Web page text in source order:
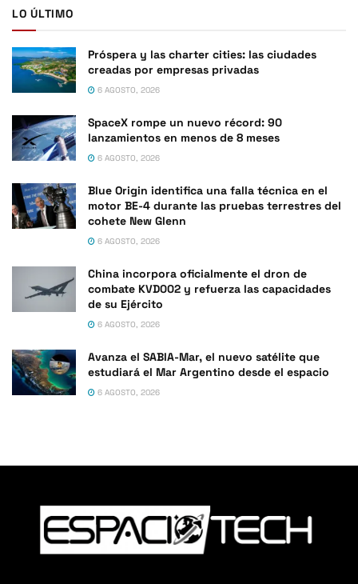
LO ÚLTIMO
Próspera y las charter cities: las ciudades
creadas por empresas privadas
6 AGOSTO, 2026
SpaceX rompe un nuevo récord: 90
lanzamientos en menos de 8 meses
6 AGOSTO, 2026
Blue Origin identifica una falla técnica en el
motor BE-4 durante las pruebas terrestres del
cohete New Glenn
6 AGOSTO, 2026
China incorpora oficialmente el dron de
combate KVD002 y refuerza las capacidades
de su Ejército
6 AGOSTO, 2026
Avanza el SABIA-Mar, el nuevo satélite que
estudiará el Mar Argentino desde el espacio
6 AGOSTO, 2026